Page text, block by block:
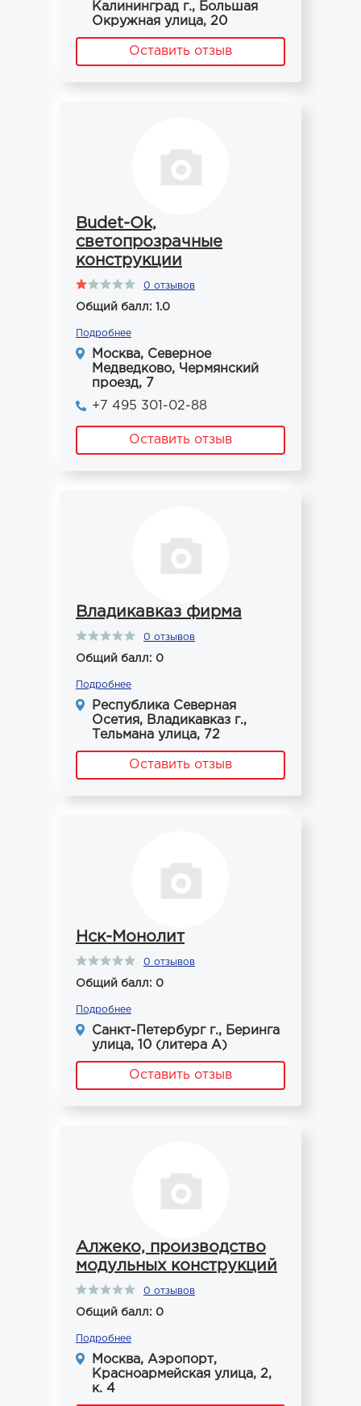
Калининград г., Большая
Окружная улица, 20
Оставить отзыв
Budet-Ok,
светопрозрачные
конструкции
0 отзывов
Общий балл: 1.0
Подробнее
Москва, Северное
Медведково, Чермянский
проезд, 7
+7 495 301-02-88
Оставить отзыв
Владикавказ фирма
0 отзывов
Общий балл: 0
Подробнее
Республика Северная
Осетия, Владикавказ г.,
Тельмана улица, 72
Оставить отзыв
Нск-Монолит
0 отзывов
Общий балл: 0
Подробнее
Санкт-Петербург г., Беринга
улица, 10 (литера А)
Оставить отзыв
Алжеко, производство
модульных конструкций
0 отзывов
Общий балл: 0
Подробнее
Москва, Аэропорт,
Красноармейская улица, 2,
к. 4